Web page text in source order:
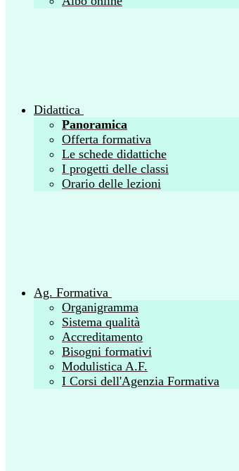
Didattica
Panoramica
Offerta formativa
Le schede didattiche
I progetti delle classi
Orario delle lezioni
Ag. Formativa
Organigramma
Sistema qualità
Accreditamento
Bisogni formativi
Modulistica A.F.
I Corsi dell'Agenzia Formativa